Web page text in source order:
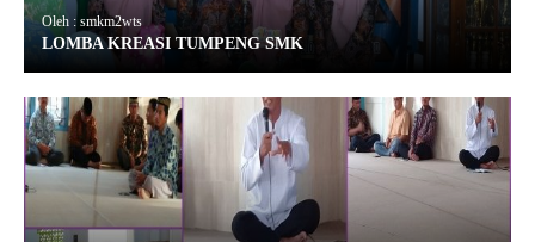
Oleh : smkm2wts
LOMBA KREASI TUMPENG SMK